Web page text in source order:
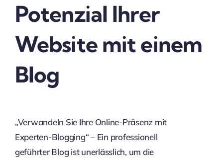
Potenzial Ihrer
Website mit einem
Blog
„Verwandeln Sie Ihre Online-Präsenz mit
Experten-Blogging“ – Ein professionell
geführter Blog ist unerlässlich, um die